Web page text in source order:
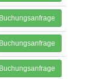
Buchungsanfrage
Buchungsanfrage
Buchungsanfrage